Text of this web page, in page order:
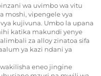
wa uvimbo wa vitu
moshi, vipengele vya
kujivuna. Umbo la upana
katika makundi yenye
za alloy zinatoa sifa
ya kazi ndani ya
eneo jingine